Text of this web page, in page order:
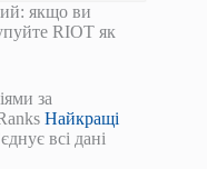
якщо ви
RIOT як
за
Найкращі
всі дані